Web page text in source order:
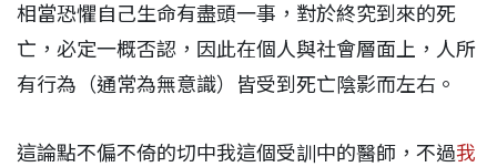
相當恐懼自己生命有盡頭一事，對於終究到來的死
亡，必定一概否認，因此在個人與社會層面上，人所
有行為（通常為無意識）皆受到死亡陰影而左右。
這論點不偏不倚的切中我這個受訓中的醫師，不過我